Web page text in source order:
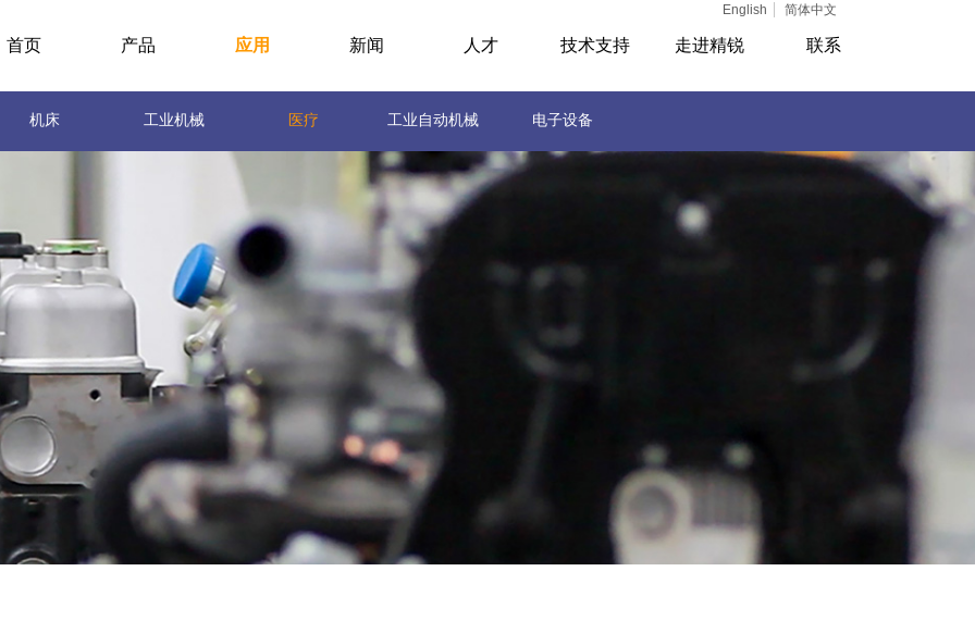
首页 产品 应用 新闻 人才 技术支持 走进精锐 联系
English 简体中文
机床 工业机械 医疗 工业自动机械 电子设备